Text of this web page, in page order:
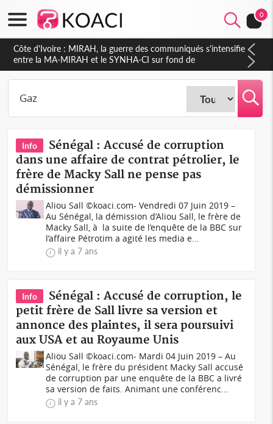
0
Côte d'Ivoire : MIRAH, la guerre des communiqués s'intensifie
entre la MA-MIRAH et le SYNHA-CI sur fond de
gouvernance et le projet de précompte sur les salaires des
agents
Info
Sénégal : Accusé de corruption
dans une affaire de contrat pétrolier, le
frère de Macky Sall ne pense pas
démissionner
Aliou Sall ©koaci.com- Vendredi 07 Juin 2019 –
Au Sénégal, la démission d’Aliou Sall, le frère de
Macky Sall, à la suite de l’enquête de la BBC sur
l’affaire Pétrotim a agité les media e...
il y a 7 ans
Info
Sénégal : Accusé de corruption, le
petit frère de Sall livre sa version et
annonce des plaintes, il sera poursuivi
aux USA et au Royaume Unis
Aliou Sall ©koaci.com- Mardi 04 Juin 2019 – Au
Sénégal, le frère du président Macky Sall accusé
de corruption par une enquête de la BBC a livré
sa version de faits. Animant une conférenc...
il y a 7 ans